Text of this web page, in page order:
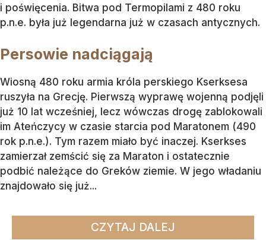
i poświęcenia. Bitwa pod Termopilami z 480 roku
p.n.e. była już legendarna już w czasach antycznych.
Persowie nadciągają
Wiosną 480 roku armia króla perskiego Kserksesa
ruszyła na Grecję. Pierwszą wyprawę wojenną podjęli
już 10 lat wcześniej, lecz wówczas drogę zablokowali
im Ateńczycy w czasie starcia pod Maratonem (490
rok p.n.e.). Tym razem miało być inaczej. Kserkses
zamierzał zemścić się za Maraton i ostatecznie
podbić należące do Greków ziemie. W jego władaniu
znajdowało się już...
CZYTAJ DALEJ